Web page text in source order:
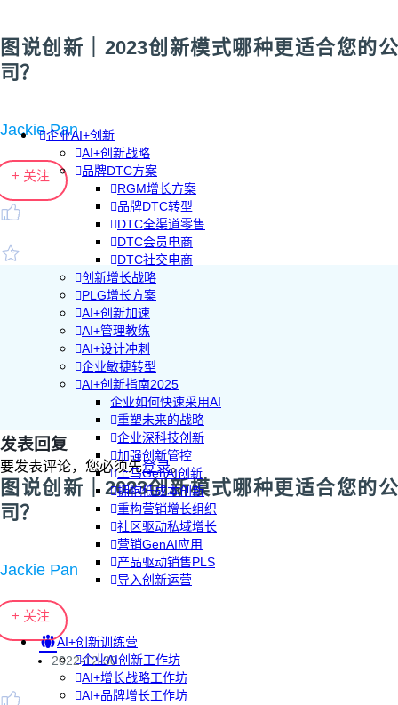
企业AI+创新
AI+创新战略
品牌DTC方案
RGM增长方案
品牌DTC转型
DTC全渠道零售
DTC会员电商
DTC社交电商
创新增长战略
PLG增长方案
AI+创新加速
AI+管理教练
AI+设计冲刺
企业敏捷转型
AI+创新指南2025
企业如何快速采用AI
重塑未来的战略
企业深科技创新
加强创新管控
上马GenAI创新
拥抱低成本创新
重构营销增长组织
社区驱动私域增长
营销GenAI应用
产品驱动销售PLS
导入创新运营
AI+创新训练营
企业AI创新工作坊
AI+增长战略工作坊
AI+品牌增长工作坊
图说创新｜2023创新模式哪种更适合您的公
司？
Jackie Pan
+ 关注
发表回复
要发表评论，您必须先登录。
图说创新｜2023创新模式哪种更适合您的公
司？
Jackie Pan
+ 关注
2022-12-30